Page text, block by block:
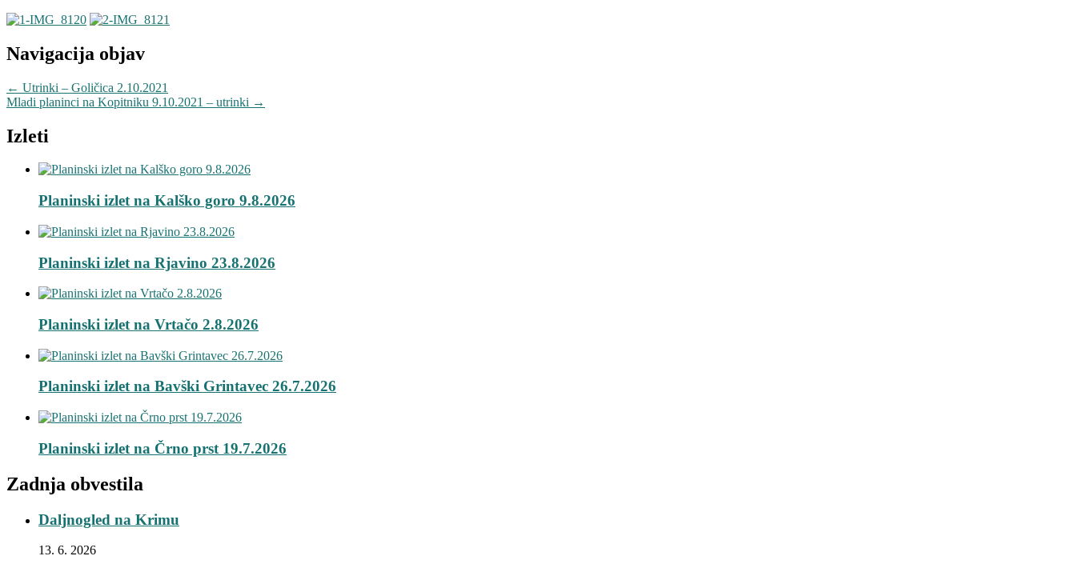
Navigacija objav
← Utrinki – Goličica 2.10.2021
Mladi planinci na Kopitniku 9.10.2021 – utrinki →
Izleti
Planinski izlet na Kalško goro 9.8.2026
Planinski izlet na Rjavino 23.8.2026
Planinski izlet na Vrtačo 2.8.2026
Planinski izlet na Bavški Grintavec 26.7.2026
Planinski izlet na Črno prst 19.7.2026
Zadnja obvestila
Daljnogled na Krimu
13. 6. 2026